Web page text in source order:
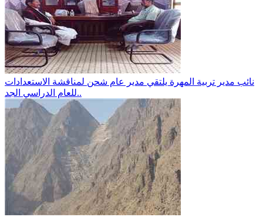
نائب مدير تربية المهرة يلتقي مدير عام شحن لمناقشة الاستعدادات
للعام الدراسي الجد..